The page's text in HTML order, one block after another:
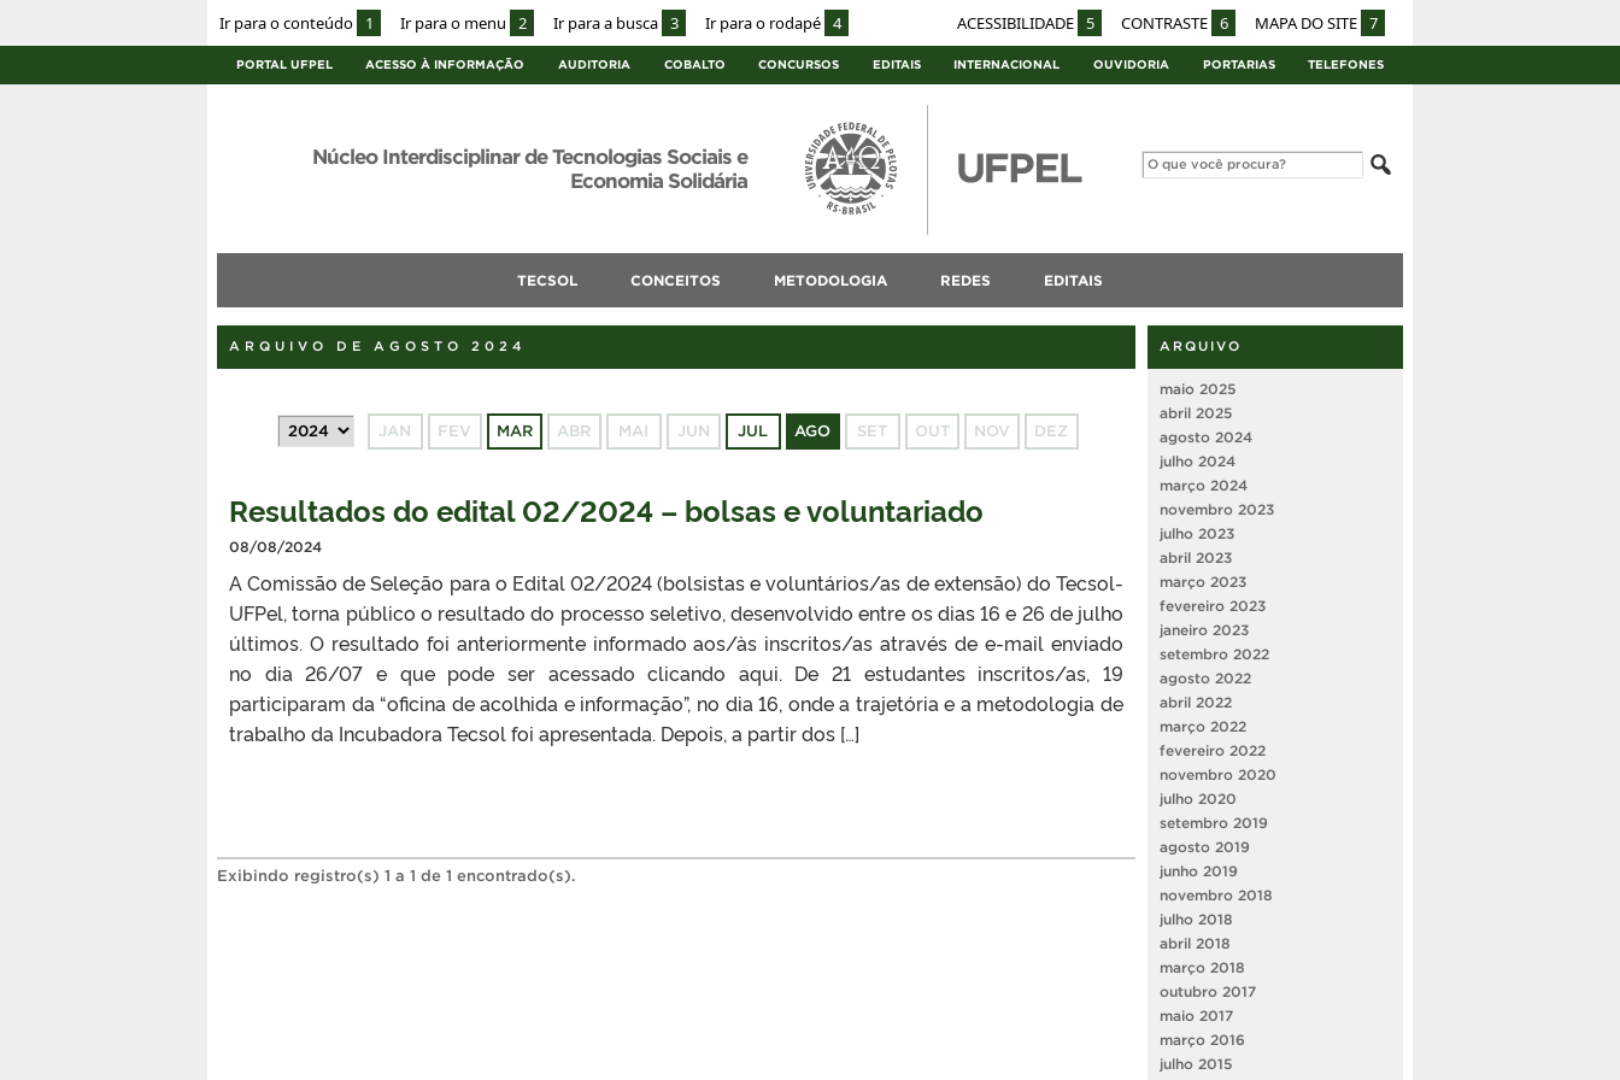
Ir para o conteúdo 1 Ir para o menu 2 Ir para a busca 3 Ir para o rodapé 4 ACESSIBILIDADE 5 CONTRASTE 6 MAPA DO SITE 7
PORTAL UFPEL ACESSO À INFORMAÇÃO AUDITORIA COBALTO CONCURSOS EDITAIS INTERNACIONAL OUVIDORIA PORTARIAS TELEFONES
Núcleo Interdisciplinar de Tecnologias Sociais e
Economia Solidária
TECSOL CONCEITOS METODOLOGIA REDES EDITAIS
ARQUIVO DE AGOSTO 2024
JAN FEV MAR ABR MAI JUN JUL AGO SET OUT NOV DEZ
Resultados do edital 02/2024 – bolsas e voluntariado
08/08/2024
A Comissão de Seleção para o Edital 02/2024 (bolsistas e voluntários/as de extensão) do Tecsol-
UFPel, torna público o resultado do processo seletivo, desenvolvido entre os dias 16 e 26 de julho
últimos. O resultado foi anteriormente informado aos/às inscritos/as através de e-mail enviado
no dia 26/07 e que pode ser acessado clicando aqui. De 21 estudantes inscritos/as, 19
participaram da “oficina de acolhida e informação”, no dia 16, onde a trajetória e a metodologia de
trabalho da Incubadora Tecsol foi apresentada. Depois, a partir dos […]
Exibindo registro(s) 1 a 1 de 1 encontrado(s).
ARQUIVO
maio 2025
abril 2025
agosto 2024
julho 2024
março 2024
novembro 2023
julho 2023
abril 2023
março 2023
fevereiro 2023
janeiro 2023
setembro 2022
agosto 2022
abril 2022
março 2022
fevereiro 2022
novembro 2020
julho 2020
setembro 2019
agosto 2019
junho 2019
novembro 2018
julho 2018
abril 2018
março 2018
outubro 2017
maio 2017
março 2016
julho 2015